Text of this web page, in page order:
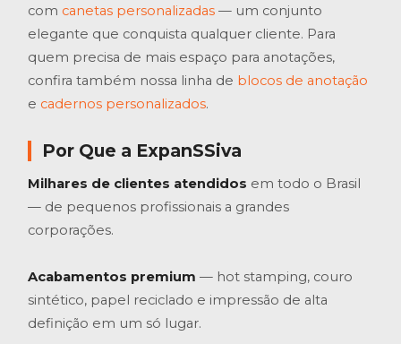
com canetas personalizadas — um conjunto
elegante que conquista qualquer cliente. Para
quem precisa de mais espaço para anotações,
confira também nossa linha de blocos de anotação
e cadernos personalizados.
Por Que a ExpanSSiva
Milhares de clientes atendidos em todo o Brasil
— de pequenos profissionais a grandes
corporações.
Acabamentos premium — hot stamping, couro
sintético, papel reciclado e impressão de alta
definição em um só lugar.